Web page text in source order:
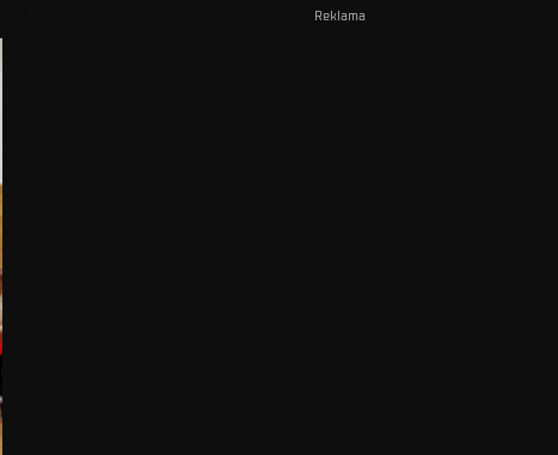
Reklama